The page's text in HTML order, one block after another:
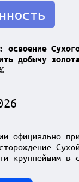
освоение
добычу
официально
крупнейшим в